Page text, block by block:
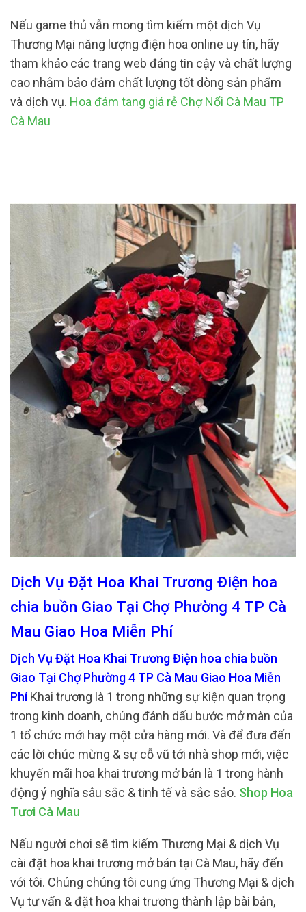
Nếu game thủ vẫn mong tìm kiếm một dịch Vụ
Thương Mại năng lượng điện hoa online uy tín, hãy
tham khảo các trang web đáng tin cậy và chất lượng
cao nhằm bảo đảm chất lượng tốt dòng sản phẩm
và dịch vụ. Hoa đám tang giá rẻ Chợ Nổi Cà Mau TP
Cà Mau
Dịch Vụ Đặt Hoa Khai Trương Điện hoa
chia buồn Giao Tại Chợ Phường 4 TP Cà
Mau Giao Hoa Miễn Phí
Dịch Vụ Đặt Hoa Khai Trương Điện hoa chia buồn
Giao Tại Chợ Phường 4 TP Cà Mau Giao Hoa Miễn
PhíKhai trương là 1 trong những sự kiện quan trọng
trong kinh doanh, chúng đánh dấu bước mở màn của
1 tổ chức mới hay một cửa hàng mới. Và để đưa đến
các lời chúc mừng & sự cỗ vũ tới nhà shop mới, việc
khuyến mãi hoa khai trương mở bán là 1 trong hành
động ý nghĩa sâu sắc & tinh tế và sắc sảo. Shop Hoa
Tươi Cà Mau
Nếu người chơi sẽ tìm kiếm Thương Mại & dịch Vụ
cài đặt hoa khai trương mở bán tại Cà Mau, hãy đến
với tôi. Chúng chúng tôi cung ứng Thương Mại & dịch
Vụ tư vấn & đặt hoa khai trương thành lập bài bản,